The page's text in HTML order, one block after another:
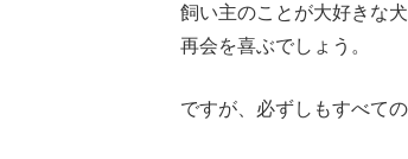
飼い主のことが大好きな
再会を喜ぶでしょう。
ですが、必ずしもすべて